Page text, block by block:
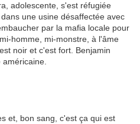
adolescente, s'est réfugiée
une usine désaffectée avec
par la mafia locale pour
homme, mi-monstre, à l'âme
noir et c'est fort. Benjamin
et, bon sang, c'est ça qui est